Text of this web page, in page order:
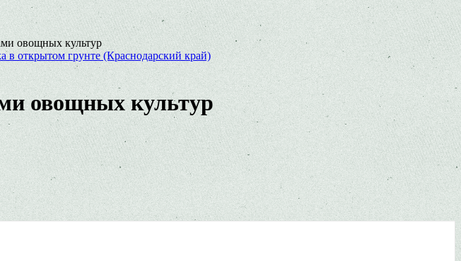
овощных культур
в открытом грунте (Краснодарский край)
овощных культур